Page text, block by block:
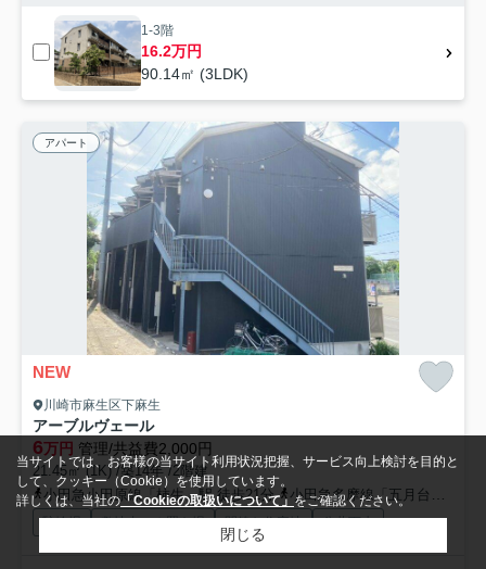
1-3階
16.2万円
90.14㎡ (3LDK)
アパート
NEW
川崎市麻生区下麻生
アーブルヴェール
6万円 管理/共益費2,000円
21.45㎡ (1K) /築14年 /2階建
小田急小田原線「柿生」駅 徒歩21分
小田急多摩線「五月台」駅 徒歩40分
駐輪場 敷地内ごみ置き場 閑静な住宅地 公共下水
当サイトでは、お客様の当サイト利用状況把握、サービス向上検討を目的と
して、クッキー（Cookie）を使用しています。
詳しくは、当社の「Cookieの取扱いについて」をご確認ください。
閉じる